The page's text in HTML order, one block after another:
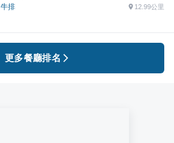
牛排 12.99公里
更多餐廳排名